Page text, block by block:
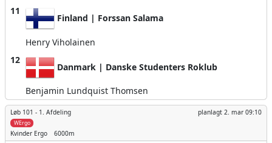
11
Finland | Forssan Salama
Henry Viholainen
12
Danmark | Danske Studenters Roklub
Benjamin Lundquist Thomsen
Løb 101 - 1. Afdeling planlagt 2. mar 09:10
WErgo
Kvinder Ergo 6000m